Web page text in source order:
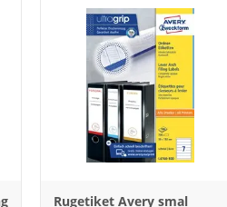
Rugetiket Avery smal